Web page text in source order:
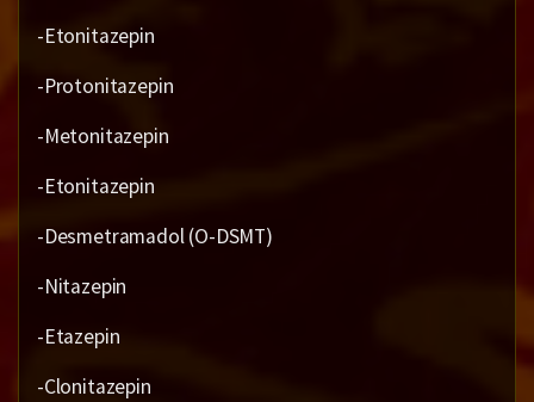
-Etonitazepin
-Protonitazepin
-Metonitazepin
-Etonitazepin
-Desmetramadol (O-DSMT)
-Nitazepin
-Etazepin
-Clonitazepin